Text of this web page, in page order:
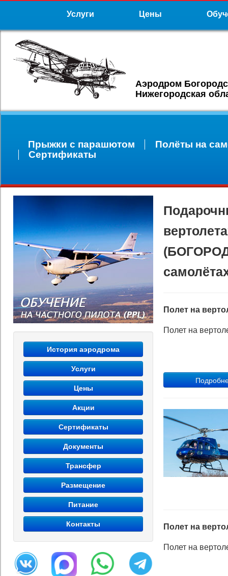
Услуги Цены
Аэродром
Нижегородская
Прыжки с парашютом
Полёты на
Сертификаты
Полет на
Полет на
Полет на
Полет на
История аэродрома
Услуги
Цены
Акции
Сертификаты
Документы
Трансфер
Размещение
Питание
Контакты